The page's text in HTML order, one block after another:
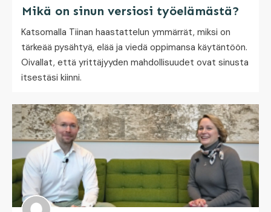
Mikä on sinun versiosi työelämästä?
Katsomalla Tiinan haastattelun ymmärrät, miksi on
tärkeää pysähtyä, elää ja viedä oppimansa käytäntöön.
Oivallat, että yrittäjyyden mahdollisuudet ovat sinusta
itsestäsi kiinni.